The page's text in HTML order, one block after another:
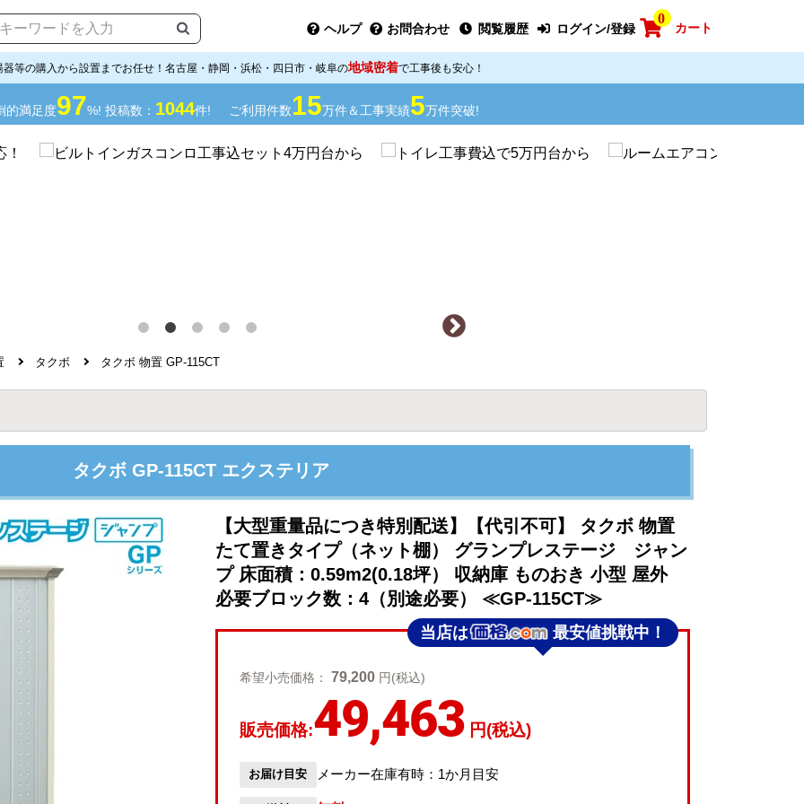
ヘルプ お問合わせ 閲覧履歴 ログイン/登録
0
カート
等の購入から設置までお任せ！名古屋・静岡・浜松・四日市・岐阜の地域密着で工事後も安心！
的満足度97%! 投稿数： 1044件! ご利用件数15万件＆工事実績5万件突破!
タクボ タクボ 物置 GP-115CT
タクボ GP-115CT エクステリア
【大型重量品につき特別配送】【代引不可】 タクボ 物置
たて置きタイプ（ネット棚） グランプレステージ ジャン
プ 床面積：0.59m2(0.18坪） 収納庫 ものおき 小型 屋外
必要ブロック数：4（別途必要） ≪GP-115CT≫
当店は 最安値挑戦中！
希望小売価格： 79,200 円(税込)
販売価格:49,463 円(税込)
お届け目安 メーカー在庫有時：1か月目安